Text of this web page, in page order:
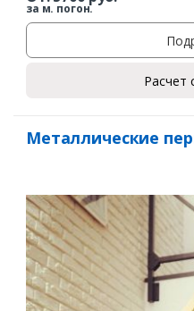
за м. погон.
Расчет
Металлические